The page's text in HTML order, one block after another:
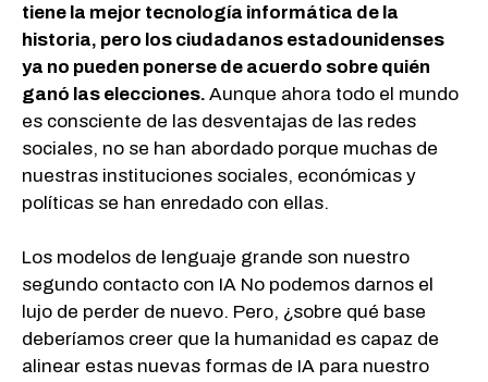
tiene la mejor tecnología informática de la
historia, pero los ciudadanos estadounidenses
ya no pueden ponerse de acuerdo sobre quién
ganó las elecciones. Aunque ahora todo el mundo
es consciente de las desventajas de las redes
sociales, no se han abordado porque muchas de
nuestras instituciones sociales, económicas y
políticas se han enredado con ellas.
Los modelos de lenguaje grande son nuestro
segundo contacto con IA No podemos darnos el
lujo de perder de nuevo. Pero, ¿sobre qué base
deberíamos creer que la humanidad es capaz de
alinear estas nuevas formas de IA para nuestro